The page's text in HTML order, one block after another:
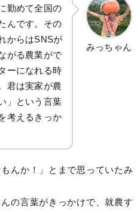
勤めて全国の
んです。その
からはSNSが
がる農業がで
ーになれる時
君は実家が農
」という言葉
考えるきっか
みっちゃん
んか！」とまで思っていたみ
の言葉がきっかけで、就農す